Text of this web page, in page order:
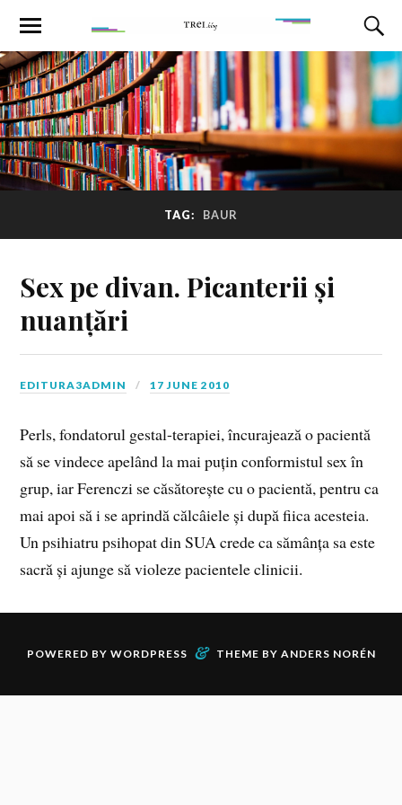
TAG: BAUR
Sex pe divan. Picanterii și
nuanțări
EDITURA3ADMIN 17 JUNE 2010
Perls, fondatorul gestal-terapiei, încurajează o pacientă
să se vindece apelând la mai puțin conformistul sex în
grup, iar Ferenczi se căsătorește cu o pacientă, pentru ca
mai apoi să i se aprindă călcâiele și după fiica acesteia.
Un psihiatru psihopat din SUA crede ca sămânța sa este
sacră și ajunge să violeze pacientele clinicii.
POWERED BY WORDPRESS & THEME BY ANDERS NORÉN